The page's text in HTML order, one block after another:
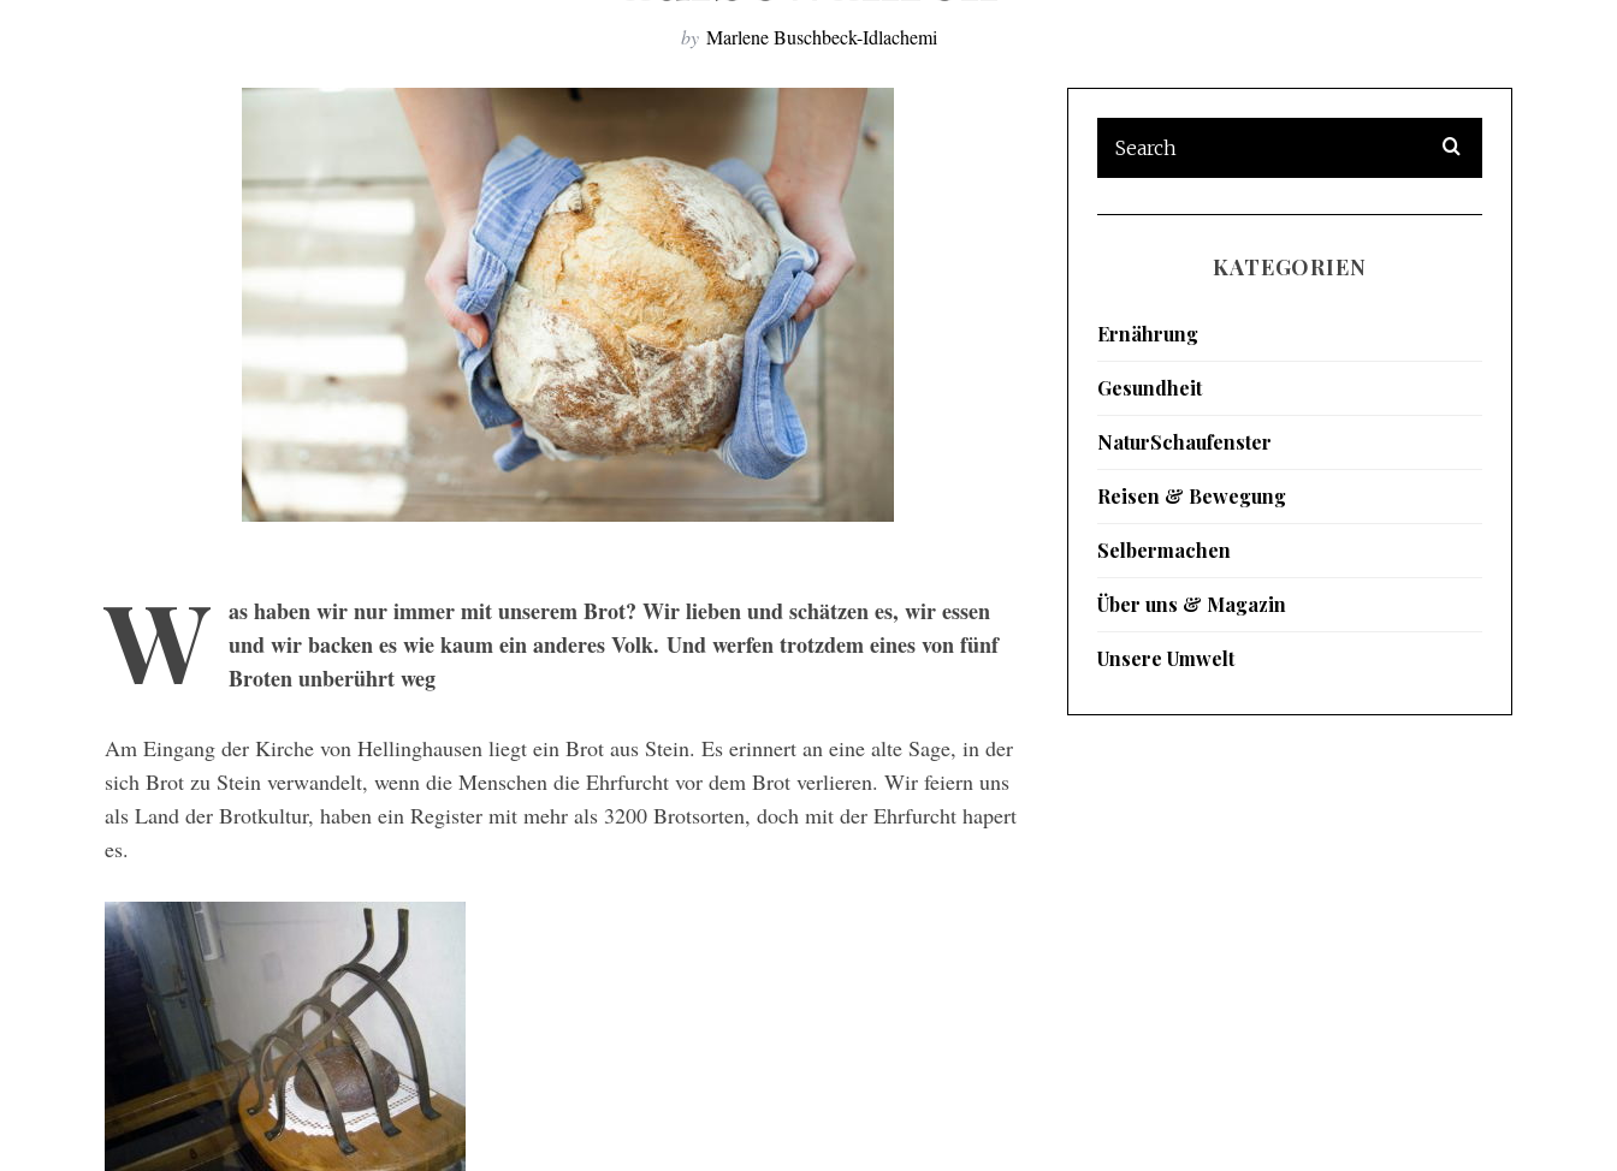
by Marlene Buschbeck-Idlachemi
W as haben wir nur immer mit unserem Brot? Wir lieben und schätzen es, wir essen
und wir backen es wie kaum ein anderes Volk. Und werfen trotzdem eines von fünf
Broten unberührt weg
Am Eingang der Kirche von Hellinghausen liegt ein Brot aus Stein. Es erinnert an eine alte Sage, in der
sich Brot zu Stein verwandelt, wenn die Menschen die Ehrfurcht vor dem Brot verlieren. Wir feiern uns
als Land der Brotkultur, haben ein Register mit mehr als 3200 Brotsorten, doch mit der Ehrfurcht hapert
es.
KATEGORIEN
Ernährung
Gesundheit
NaturSchaufenster
Reisen & Bewegung
Selbermachen
Über uns & Magazin
Unsere Umwelt